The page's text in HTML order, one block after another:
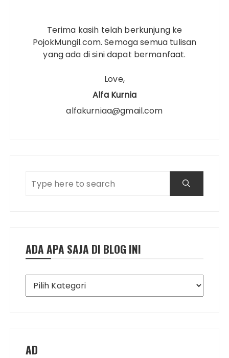
Terima kasih telah berkunjung ke
PojokMungil.com. Semoga semua tulisan
yang ada di sini dapat bermanfaat.
Love,
Alfa Kurnia
alfakurniaa@gmail.com
ADA APA SAJA DI BLOG INI
Ada
Apa
AD